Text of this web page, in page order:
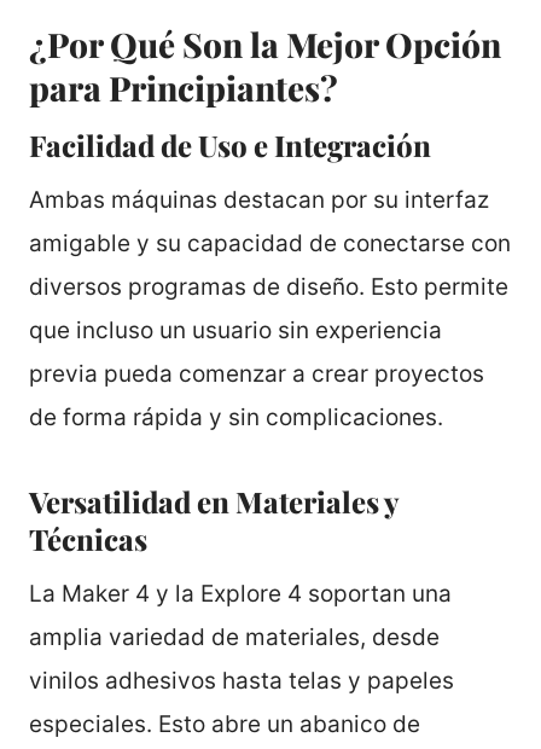
¿Por Qué Son la Mejor Opción
para Principiantes?
Facilidad de Uso e Integración
Ambas máquinas destacan por su interfaz
amigable y su capacidad de conectarse con
diversos programas de diseño. Esto permite
que incluso un usuario sin experiencia
previa pueda comenzar a crear proyectos
de forma rápida y sin complicaciones.
Versatilidad en Materiales y
Técnicas
La Maker 4 y la Explore 4 soportan una
amplia variedad de materiales, desde
vinilos adhesivos hasta telas y papeles
especiales. Esto abre un abanico de